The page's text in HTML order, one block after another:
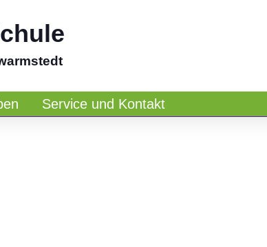
Service und Kontakt